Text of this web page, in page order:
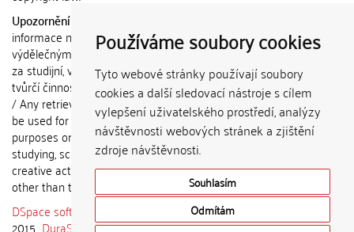
Používáme soubory cookies
Tyto webové stránky používají soubory
cookies a další sledovací nástroje s cílem
vylepšení uživatelského prostředí, analýzy
návštěvnosti webových stránek a zjištění
zdroje návštěvnosti.
Souhlasím
Odmítám
Upozornění / Notice:
informace nemohou být použity k
výdělečným účelům nebo vydávány
za studijní, vědeckou nebo jinou
tvůrčí činnost jiné osoby než autora.
/ Any retrieved information shall not
be used for any commercial
purposes or claimed as results of
studying, scientific or any other
creative activities of any person
other than the author.
DSpace software
copyright © 2002-
2015 DuraSpace